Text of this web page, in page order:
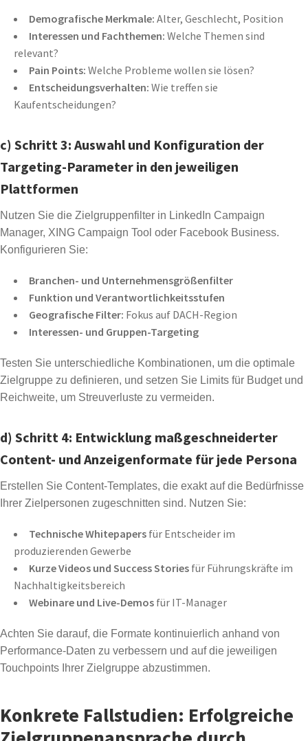
Demografische Merkmale: Alter, Geschlecht, Position
Interessen und Fachthemen: Welche Themen sind
relevant?
Pain Points: Welche Probleme wollen sie lösen?
Entscheidungsverhalten: Wie treffen sie
Kaufentscheidungen?
c) Schritt 3: Auswahl und Konfiguration der
Targeting-Parameter in den jeweiligen
Plattformen
Nutzen Sie die Zielgruppenfilter in LinkedIn Campaign
Manager, XING Campaign Tool oder Facebook Business.
Konfigurieren Sie:
Branchen- und Unternehmensgrößenfilter
Funktion und Verantwortlichkeitsstufen
Geografische Filter: Fokus auf DACH-Region
Interessen- und Gruppen-Targeting
Testen Sie unterschiedliche Kombinationen, um die optimale
Zielgruppe zu definieren, und setzen Sie Limits für Budget und
Reichweite, um Streuverluste zu vermeiden.
d) Schritt 4: Entwicklung maßgeschneiderter
Content- und Anzeigenformate für jede Persona
Erstellen Sie Content-Templates, die exakt auf die Bedürfnisse
Ihrer Zielpersonen zugeschnitten sind. Nutzen Sie:
Technische Whitepapers für Entscheider im
produzierenden Gewerbe
Kurze Videos und Success Stories für Führungskräfte im
Nachhaltigkeitsbereich
Webinare und Live-Demos für IT-Manager
Achten Sie darauf, die Formate kontinuierlich anhand von
Performance-Daten zu verbessern und auf die jeweiligen
Touchpoints Ihrer Zielgruppe abzustimmen.
Konkrete Fallstudien: Erfolgreiche